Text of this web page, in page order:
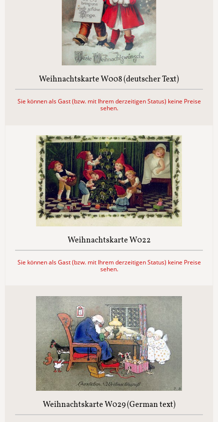
Weihnachtskarte W008 (deutscher Text)
Sie können als Gast (bzw. mit Ihrem derzeitigen Status) keine Preise
sehen.
Weihnachtskarte W022
Sie können als Gast (bzw. mit Ihrem derzeitigen Status) keine Preise
sehen.
Weihnachtskarte W029 (German text)